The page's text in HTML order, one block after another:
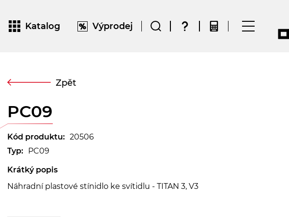
Katalog Výprodej
Zpět
PC09
Kód produktu: 20506
Typ: PC09
Krátký popis
Náhradní plastové stínidlo ke svítidlu - TITAN 3, V3